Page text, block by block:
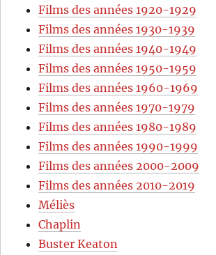
Films des années 1920-1929
Films des années 1930-1939
Films des années 1940-1949
Films des années 1950-1959
Films des années 1960-1969
Films des années 1970-1979
Films des années 1980-1989
Films des années 1990-1999
Films des années 2000-2009
Films des années 2010-2019
Méliès
Chaplin
Buster Keaton